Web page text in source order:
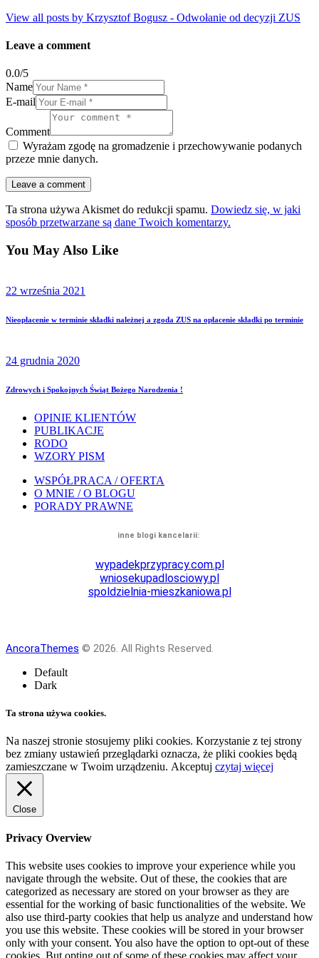
View all posts by Krzysztof Bogusz - Odwołanie od decyzji ZUS
Leave a comment
0.0/5
Name
E-mail
Comment
Wyrażam zgodę na gromadzenie i przechowywanie podanych
przeze mnie danych.
Ta strona używa Akismet do redukcji spamu. Dowiedz się, w jaki
sposób przetwarzane są dane Twoich komentarzy.
You May Also Like
22 września 2021
Nieopłacenie w terminie składki należnej a zgoda ZUS na opłacenie składki po terminie
24 grudnia 2020
Zdrowych i Spokojnych Świąt Bożego Narodzenia !
OPINIE KLIENTÓW
PUBLIKACJE
RODO
WZORY PISM
WSPÓŁPRACA / OFERTA
O MNIE / O BLOGU
PORADY PRAWNE
inne blogi kancelarii:
wypadekprzypracy.com.pl
wniosekupadlosciowy.pl
spoldzielnia-mieszkaniowa.pl
AncoraThemes © 2026. All Rights Reserved.
Default
Dark
Ta strona używa cookies.
Na naszej stronie stosujemy pliki cookies. Korzystanie z tej strony
bez zmiany ustawień przeglądarki oznacza, że pliki cookies będą
zamieszczane w Twoim urządzeniu. Akceptuj czytaj więcej
Close
Privacy Overview
This website uses cookies to improve your experience while you
navigate through the website. Out of these, the cookies that are
categorized as necessary are stored on your browser as they are
essential for the working of basic functionalities of the website. We
also use third-party cookies that help us analyze and understand how
you use this website. These cookies will be stored in your browser
only with your consent. You also have the option to opt-out of these